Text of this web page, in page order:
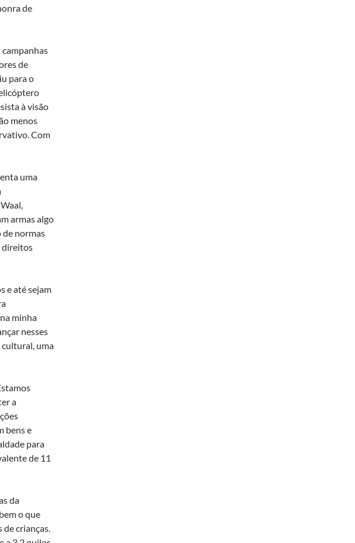
de
de
para o
à visão
menos
Com
uma
armas algo
de normas
direitos
e até sejam
minha
nesses
cultural, uma
a
bens e
para
de 11
da
o que
crianças.